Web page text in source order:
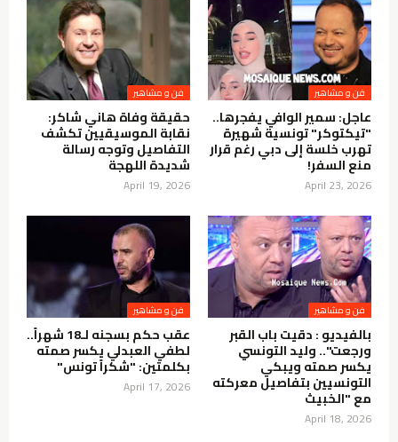
فن و مشاهير
عاجل: سمير الوافي يفجرها..
"تيكتوكر" تونسية شهيرة
تهرب خلسة إلى دبي رغم قرار
منع السفر!
April 23, 2026
فن و مشاهير
حقيقة وفاة هاني شاكر:
نقابة الموسيقيين تكشف
التفاصيل وتوجه رسالة
شديدة اللهجة
April 19, 2026
فن و مشاهير
بالفيديو : دقيت باب القبر
ورجعت".. وليد التونسي
يكسر صمته ويبكي
التونسيين بتفاصيل معركته
مع "الخبيث
April 18, 2026
فن و مشاهير
عقب حكم بسجنه لـ18 شهراً..
لطفي العبدلي يكسر صمته
بكلمتين: "شكراً تونس"
April 17, 2026